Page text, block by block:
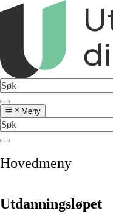
Meny
Hovedmeny
Utdanningsløpet